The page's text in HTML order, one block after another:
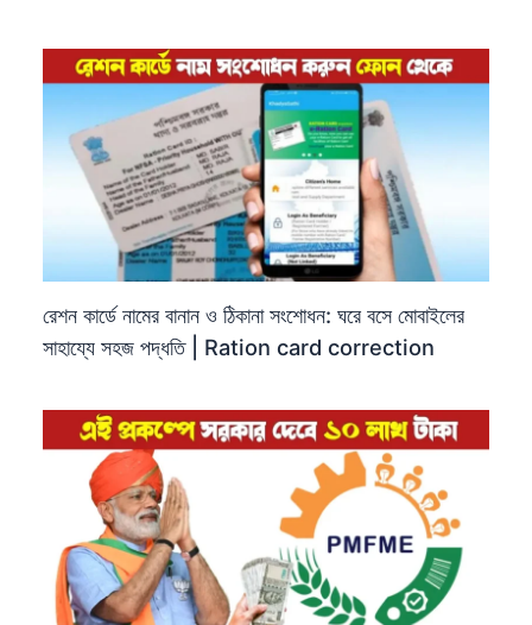
রেশন কার্ডে নামের বানান ও ঠিকানা সংশোধন: ঘরে বসে মোবাইলের
সাহায্যে সহজ পদ্ধতি | Ration card correction